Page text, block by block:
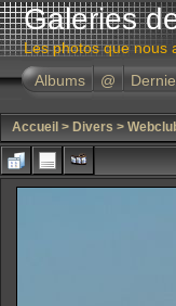
Galeries
Les photos que nous
Albums
@
Accueil > Divers >